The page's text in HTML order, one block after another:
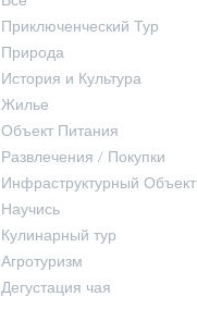
Жилье
Приключенческий Тур
Природа
История и Культура
Жилье
Объект Питания
Развлечения / Покупки
Инфраструктурный Объект
Научись
Кулинарный тур
Агротуризм
Дегустация чая